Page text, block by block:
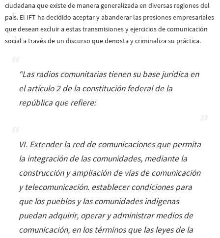
ciudadana que existe de manera generalizada en diversas regiones del
país. El IFT ha decidido aceptar y abanderar las presiones empresariales
que desean excluir a estas transmisiones y ejercicios de comunicación
social a través de un discurso que denosta y criminaliza su práctica.
“Las radios comunitarias tienen su base jurídica en
el artículo 2 de la constitución federal de la
república que refiere:
VI. Extender la red de comunicaciones que permita
la integración de las comunidades, mediante la
construcción y ampliación de vías de comunicación
y telecomunicación. establecer condiciones para
que los pueblos y las comunidades indígenas
puedan adquirir, operar y administrar medios de
comunicación, en los términos que las leyes de la